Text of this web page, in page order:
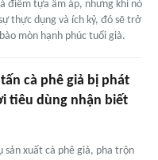
điểm tựa ấm áp, nhưng khi nó
thực dụng và ích kỷ, đó sẽ trở
mòn hạnh phúc tuổi già.
cà phê giả bị phát
tiêu dùng nhận biết
sản xuất cà phê giả, pha trộn